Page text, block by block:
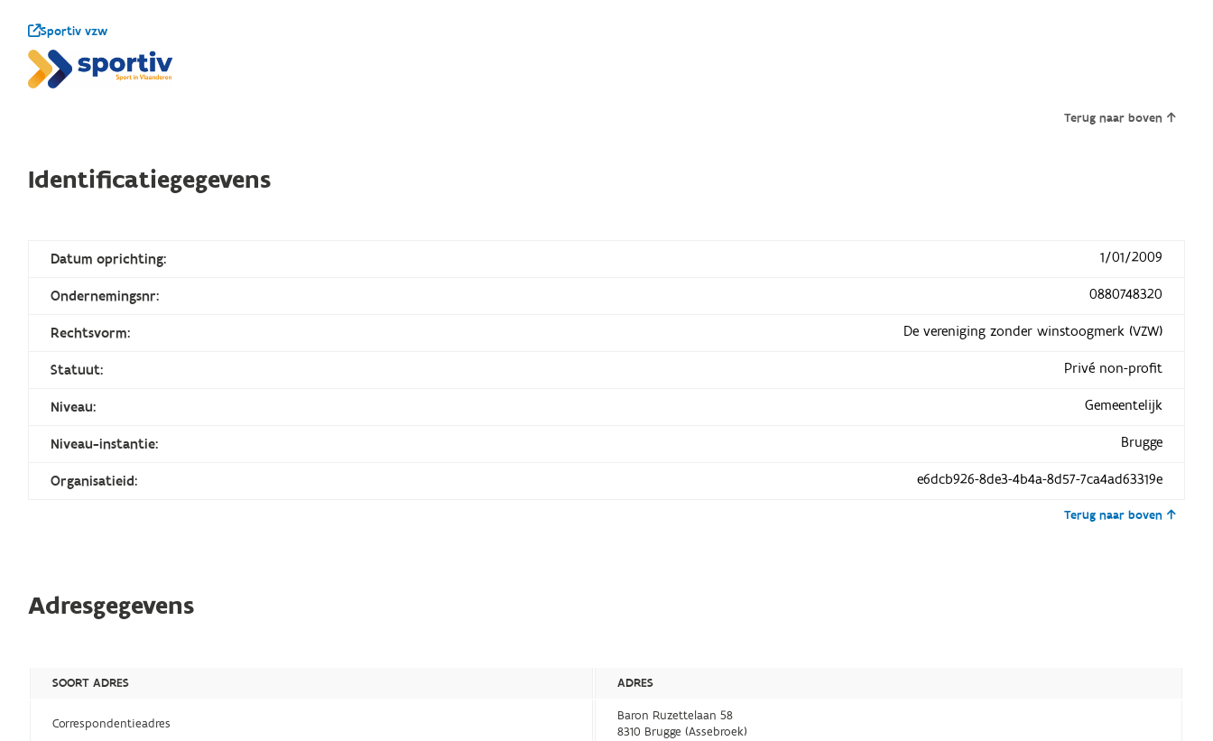
Sportiv vzw
Terug naar boven
Identificatiegegevens
Datum oprichting: 1/01/2009
Ondernemingsnr: 0880748320
Rechtsvorm: De vereniging zonder winstoogmerk (VZW)
Statuut: Privé non-profit
Niveau: Gemeentelijk
Niveau-instantie: Brugge
Organisatieid: e6dcb926-8de3-4b4a-8d57-7ca4ad63319e
Terug naar boven
Adresgegevens
SOORT ADRES ADRES
Correspondentieadres
Baron Ruzettelaan 58
8310 Brugge (Assebroek)